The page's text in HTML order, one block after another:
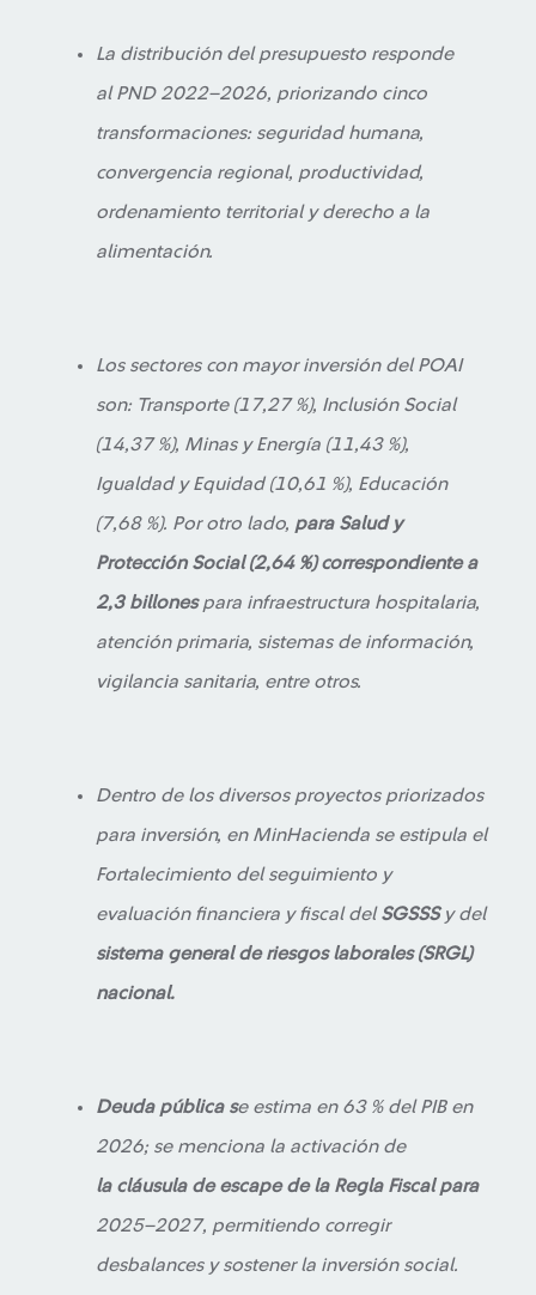
La distribución del presupuesto responde
al PND 2022–2026, priorizando cinco
transformaciones: seguridad humana,
convergencia regional, productividad,
ordenamiento territorial y derecho a la
alimentación.
Los sectores con mayor inversión del POAI
son: Transporte (17,27 %), Inclusión Social
(14,37 %), Minas y Energía (11,43 %),
Igualdad y Equidad (10,61 %), Educación
(7,68 %). Por otro lado, para Salud y
Protección Social (2,64 %) correspondiente a
2,3 billonespara infraestructura hospitalaria,
atención primaria, sistemas de información,
vigilancia sanitaria, entre otros.
Dentro de los diversos proyectos priorizados
para inversión, en MinHacienda se estipula el
Fortalecimiento del seguimiento y
evaluación financiera y fiscal delSGSSSy del
sistema general de riesgos laborales (SRGL)
nacional.
Deuda pública se estima en 63 % del PIB en
2026; se menciona la activación de
la cláusula de escape de la Regla Fiscal para
2025–2027, permitiendo corregir
desbalances y sostener la inversión social.